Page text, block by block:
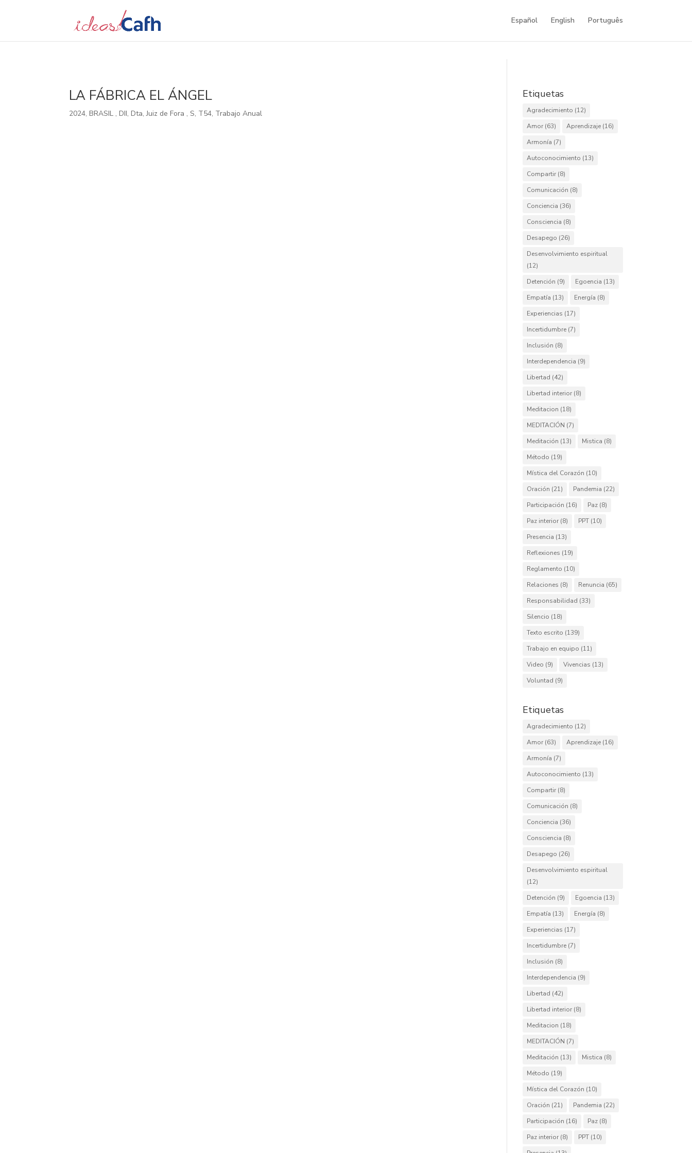
Español English Português
LA FÁBRICA EL ÁNGEL
2024,BRASIL ,DII,Dta,Juiz de Fora ,S, T54, Trabajo Anual
Etiquetas
Agradecimiento (12)
Amor (63) Aprendizaje (16)
Armonía (7)
Autoconocimiento (13)
Compartir (8)
Comunicación (8)
Conciencia (36)
Consciencia (8)
Desapego (26)
Desenvolvimiento espiritual
(12)
Detención (9) Egoencia (13)
Empatía (13) Energía (8)
Experiencias (17)
Incertidumbre (7)
Inclusión (8)
Interdependencia (9)
Libertad (42)
Libertad interior (8)
Meditacion (18)
MEDITACIÓN (7)
Meditación (13) Mistica (8)
Método (19)
Mística del Corazón (10)
Oración (21) Pandemia (22)
Participación (16) Paz (8)
Paz interior (8) PPT (10)
Presencia (13)
Reflexiones (19)
Reglamento (10)
Relaciones (8) Renuncia (65)
Responsabilidad (33)
Silencio (18)
Texto escrito (139)
Trabajo en equipo (11)
Video (9) Vivencias (13)
Voluntad (9)
Etiquetas
Agradecimiento (12)
Amor (63) Aprendizaje (16)
Armonía (7)
Autoconocimiento (13)
Compartir (8)
Comunicación (8)
Conciencia (36)
Consciencia (8)
Desapego (26)
Desenvolvimiento espiritual
(12)
Detención (9) Egoencia (13)
Empatía (13) Energía (8)
Experiencias (17)
Incertidumbre (7)
Inclusión (8)
Interdependencia (9)
Libertad (42)
Libertad interior (8)
Meditacion (18)
MEDITACIÓN (7)
Meditación (13) Mistica (8)
Método (19)
Mística del Corazón (10)
Oración (21) Pandemia (22)
Participación (16) Paz (8)
Paz interior (8) PPT (10)